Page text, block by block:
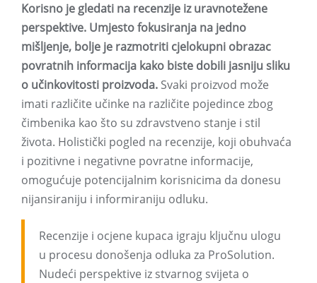
Korisno je gledati na recenzije iz uravnotežene
perspektive. Umjesto fokusiranja na jedno
mišljenje, bolje je razmotriti cjelokupni obrazac
povratnih informacija kako biste dobili jasniju sliku
o učinkovitosti proizvoda. Svaki proizvod može
imati različite učinke na različite pojedince zbog
čimbenika kao što su zdravstveno stanje i stil
života. Holistički pogled na recenzije, koji obuhvaća
i pozitivne i negativne povratne informacije,
omogućuje potencijalnim korisnicima da donesu
nijansiraniju i informiraniju odluku.
Recenzije i ocjene kupaca igraju ključnu ulogu
u procesu donošenja odluka za ProSolution.
Nudeći perspektive iz stvarnog svijeta o